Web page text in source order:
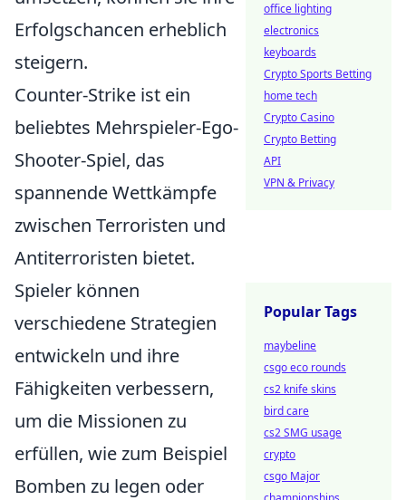
Erfolgschancen erheblich
steigern.
Counter-Strike ist ein
beliebtes Mehrspieler-Ego-
Shooter-Spiel, das
spannende Wettkämpfe
zwischen Terroristen und
Antiterroristen bietet.
Spieler können
verschiedene Strategien
entwickeln und ihre
Fähigkeiten verbessern,
um die Missionen zu
erfüllen, wie zum Beispiel
Bomben zu legen oder
office lighting
electronics
keyboards
Crypto Sports Betting
home tech
Crypto Casino
Crypto Betting
API
VPN & Privacy
Popular Tags
maybeline
csgo eco rounds
cs2 knife skins
bird care
cs2 SMG usage
crypto
csgo Major